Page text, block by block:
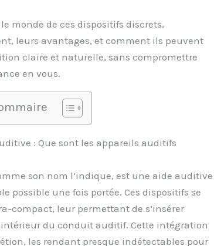
monde de ces dispositifs discrets,
leurs avantages, et comment ils peuvent
claire et naturelle, sans compromettre
en vous.
: Que sont les appareils auditifs
son nom l’indique, est une aide auditive
possible une fois portée. Ces dispositifs se
compact, leur permettant de s’insérer
du conduit auditif. Cette intégration
les rendant presque indétectables pour